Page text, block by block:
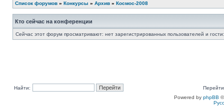
Список форумов » Конкурсы » Архив » Космос-2008
Кто сейчас на конференции
Сейчас этот форум просматривают: нет зарегистрированных пользователей и
Найти:
Powered by phpBB